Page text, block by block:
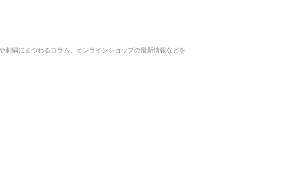
つわるコラム、オンラインショップの最新情報などを